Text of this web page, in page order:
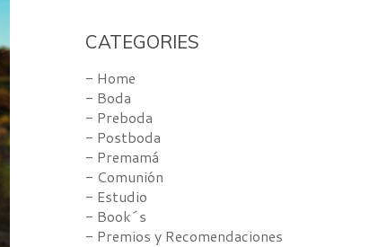
CATEGORIES
- Home
- Boda
- Preboda
- Postboda
- Premamá
- Comunión
- Estudio
- Book´s
- Premios y Recomendaciones